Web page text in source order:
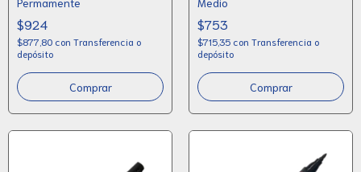
$924
$877,80 con Transferencia o
depósito
Comprar
$753
$715,35 con Transferencia o
depósito